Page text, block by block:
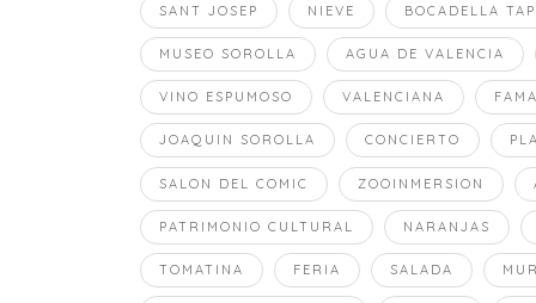
SANT JOSEP NIEVE BOCADELLA
MUSEO SOROLLA AGUA DE VALENCIA
VINO ESPUMOSO VALENCIANA
JOAQUIN SOROLLA CONCIERTO
SALON DEL COMIC ZOOINMERSION
PATRIMONIO CULTURAL NARANJAS
TOMATINA FERIA SALADA